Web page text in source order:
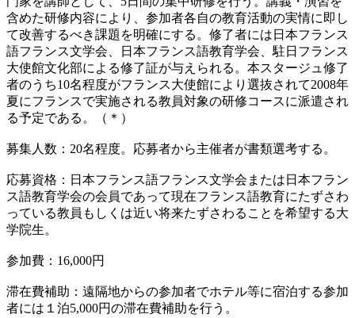
含めた研修内容により、参加者各自の教育活動の実情に即し
て改善するべき課題を明確にする。修了者には日本フランス
語フランス文学会、日本フランス語教育学会、駐日フランス
大使館文化部による修了証が与えられる。本スタージュ修了
者のうち10名程度がフランス大使館により選抜されて2008年
夏にフランスで実施される教員対象の研修コースに派遣され
る予定である。（＊）
募集人数：20名程度。応募者から主催者が書類選考する。
応募資格：日本フランス語フランス文学会または日本フラン
ス語教育学会の会員であって現在フランス語教育にたずさわ
っている教員もしくは近い将来たずさわることを希望する大
学院生。
参加費：16,000円
滞在費補助：遠隔地からの参加者でホテル等に宿泊する参加
者には１泊5,000円の滞在費補助を行う。